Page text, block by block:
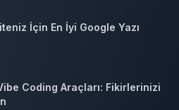
İçin En İyi Google Yazı
Coding Araçları: Fikirlerinizi